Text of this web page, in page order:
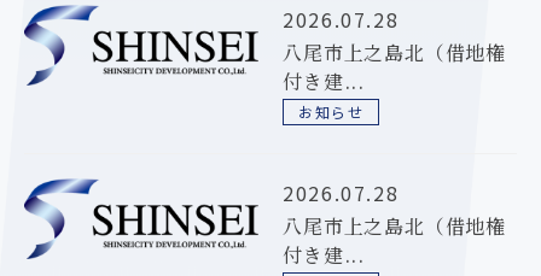
2026.07.28
八尾市上之島北（借地権
付き建...
お知らせ
2026.07.28
八尾市上之島北（借地権
付き建...